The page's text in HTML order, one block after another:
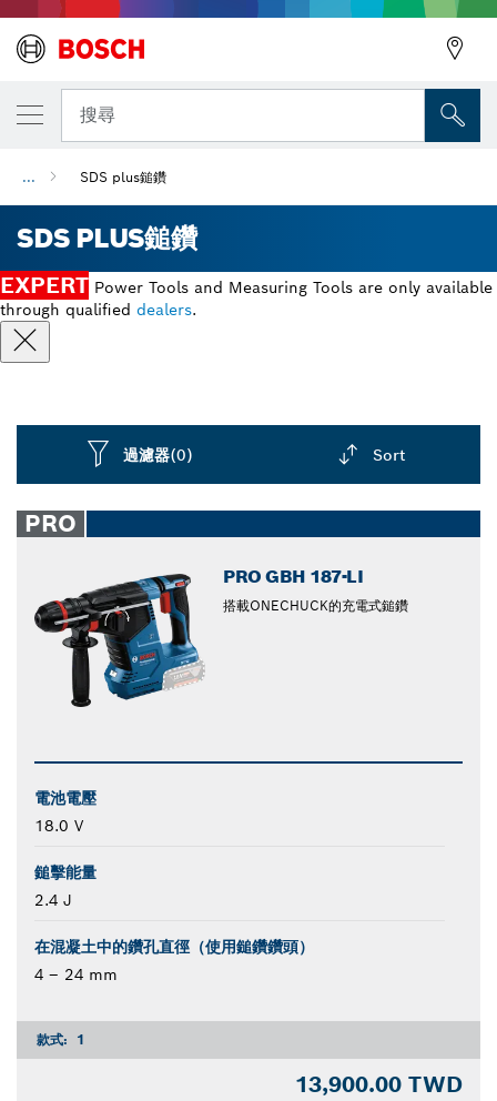
搜尋
... SDS plus鎚鑽
SDS PLUS鎚鑽
EXPERT Power Tools and Measuring Tools are only available
through qualified dealers.
過濾器(0) Sort
closed
PRO
PRO GBH 187-LI
搭載ONECHUCK的充電式鎚鑽
電池電壓
18.0 V
鎚擊能量
2.4 J
在混凝土中的鑽孔直徑（使用鎚鑽鑽頭）
4 – 24 mm
款式: 1
13,900.00 TWD